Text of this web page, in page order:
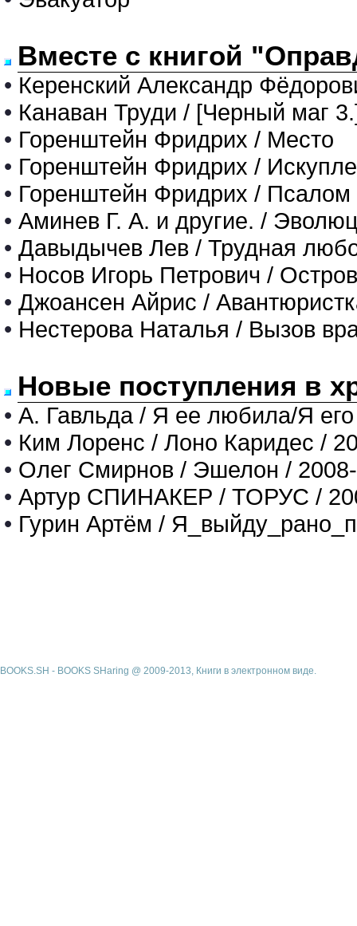
Вместе с книгой
• Керенский Александр
• Канаван Труди / [Черный маг
• Горенштейн Фридрих / Место
• Горенштейн Фридрих /
• Горенштейн Фридрих / Псалом
• Аминев Г. А. и другие. /
• Давыдычев Лев / Трудная
• Носов Игорь Петрович /
• Джоансен Айрис /
• Нестерова Наталья / Вызов
Новые поступления в
• А. Гавльда / Я ее любила/Я
• Ким Лоренс / Лоно Каридес /
• Олег Смирнов / Эшелон /
• Артур СПИНАКЕР / ТОРУС /
• Гурин Артём /
BOOKS.SH - BOOKS SHaring @ 2009-2013, Книги в электронном виде.